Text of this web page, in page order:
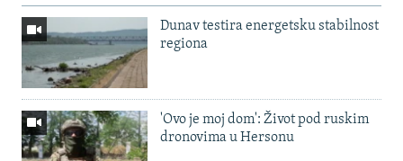
Dunav testira energetsku stabilnost
regiona
'Ovo je moj dom': Život pod ruskim
dronovima u Hersonu